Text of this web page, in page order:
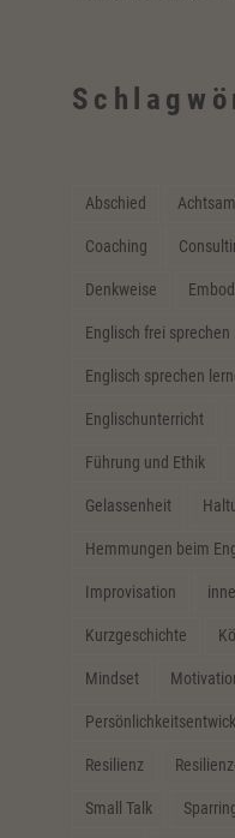
Abschied
Coaching
Denkweise
Englisch frei sprechen
Englisch sprechen
Englischunterricht
Führung und Ethik
Gelassenheit
Hemmungen beim
Improvisation
Kurzgeschichte
Mindset
Resilienz
Small Talk